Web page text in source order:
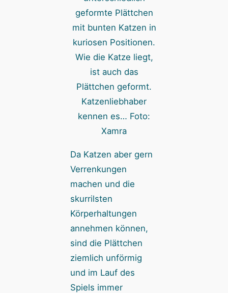
Wie die Katze liegt,
ist auch das
Plättchen geformt.
Katzenliebhaber
kennen es… Foto:
Xamra
Da Katzen aber gern
Verrenkungen
machen und die
skurrilsten
Körperhaltungen
annehmen können,
sind die Plättchen
ziemlich unförmig
und im Lauf des
Spiels immer